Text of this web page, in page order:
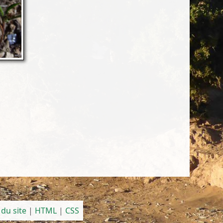
site| HTML| CSS